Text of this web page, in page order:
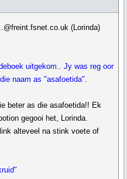
(Lorinda)
uitgekom.. Jy was reg oor
naam as "asafoetida".
beter as die asafoetida!! Ek
gegooi het, Lorinda.
alteveel na stink voete of